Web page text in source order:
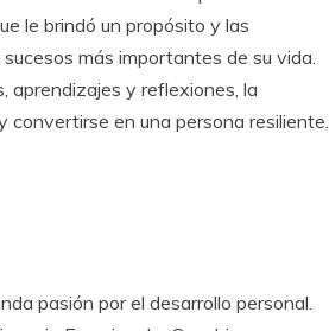
le brindó un propósito y las
más importantes de su vida.
aprendizajes y reflexiones, la
convertirse en una persona resiliente.
pasión por el desarrollo personal.